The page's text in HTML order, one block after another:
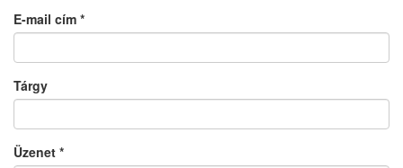
E-mail cím *
Tárgy
Üzenet *